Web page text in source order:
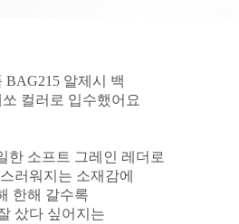
BAG215 알제시 백
컬러로 입수했어요
한 소프트 그레인 레더로
러워지는 소재감에
한해 갈수록
샀다 싶어지는